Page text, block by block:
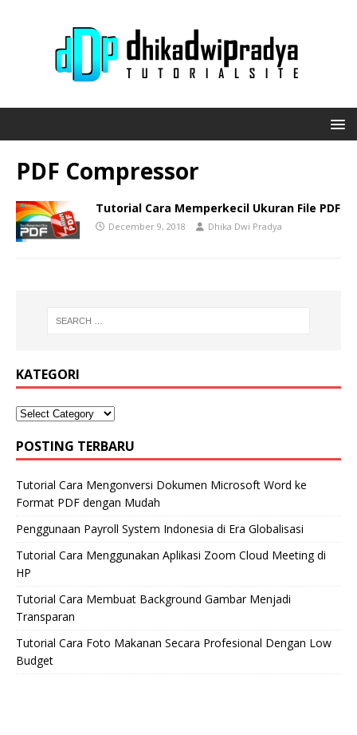
PDF Compressor
Tutorial Cara Memperkecil Ukuran File PDF
December 9, 2018 Dhika Dwi Pradya
KATEGORI
POSTING TERBARU
Tutorial Cara Mengonversi Dokumen Microsoft Word ke
Format PDF dengan Mudah
Penggunaan Payroll System Indonesia di Era Globalisasi
Tutorial Cara Menggunakan Aplikasi Zoom Cloud Meeting di
HP
Tutorial Cara Membuat Background Gambar Menjadi
Transparan
Tutorial Cara Foto Makanan Secara Profesional Dengan Low
Budget